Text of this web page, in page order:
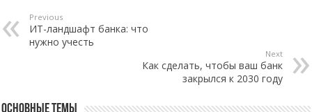
Previous
ИТ-ландшафт банка: что
нужно учесть
Next
Как сделать, чтобы ваш банк
закрылся к 2030 году